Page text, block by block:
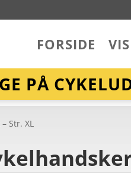
FORSIDE
PÅ
Str. XL